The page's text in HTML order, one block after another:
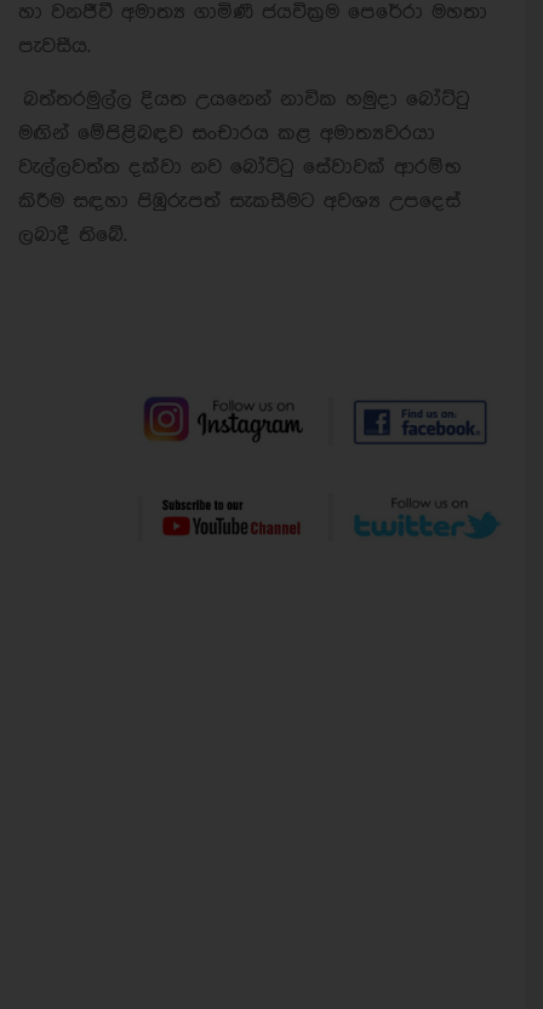
හා වනජීවී අමාත්‍ය ගාමිණී ජයවික්‍රම පෙරේරා මහතා
පැවසීය.
බත්තරමුල්ල දියත උයනෙන් නාවික හමුදා බෝට්ටු
මඟින් මේපිළිබඳව සංචාරය කළ අමාත්‍යවරයා
වැල්ලවත්ත දක්වා නව බෝට්ටු සේවාවක් ආරම්භ
කිරීම සඳහා පිඹුරුපත් සැකසීමට අවශ්‍ය උපදෙස්
ලබාදී තිබේ.